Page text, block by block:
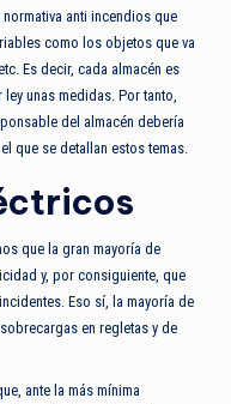
anti incendios que
como los objetos que va
Es decir, cada almacén es
unas medidas. Por tanto,
del almacén debería
que se detallan estos temas.
que la gran mayoría de
y, por consiguiente, que
Eso sí, la mayoría de
en regletas y de
ante la más mínima